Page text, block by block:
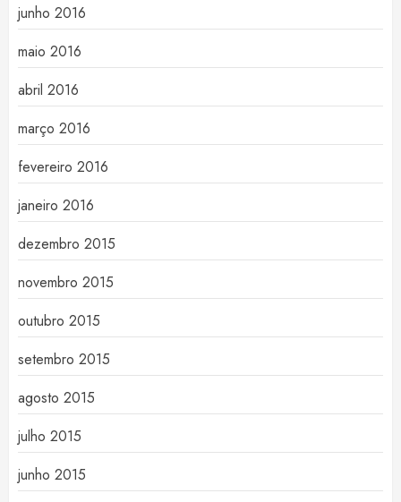
junho 2016
maio 2016
abril 2016
março 2016
fevereiro 2016
janeiro 2016
dezembro 2015
novembro 2015
outubro 2015
setembro 2015
agosto 2015
julho 2015
junho 2015